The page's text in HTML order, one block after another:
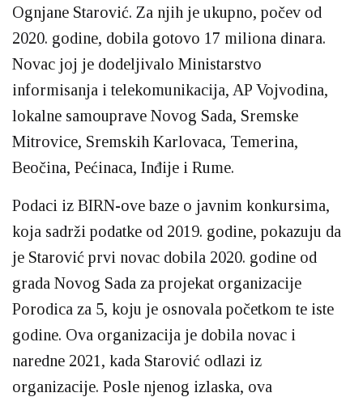
Ognjane Starović. Za njih je ukupno, počev od
2020. godine, dobila gotovo 17 miliona dinara.
Novac joj je dodeljivalo Ministarstvo
informisanja i telekomunikacija, AP Vojvodina,
lokalne samouprave Novog Sada, Sremske
Mitrovice, Sremskih Karlovaca, Temerina,
Beočina, Pećinaca, Inđije i Rume.
Podaci iz BIRN-ove baze o javnim konkursima,
koja sadrži podatke od 2019. godine, pokazuju da
je Starović prvi novac dobila 2020. godine od
grada Novog Sada za projekat organizacije
Porodica za 5, koju je osnovala početkom te iste
godine. Ova organizacija je dobila novac i
naredne 2021, kada Starović odlazi iz
organizacije. Posle njenog izlaska, ova